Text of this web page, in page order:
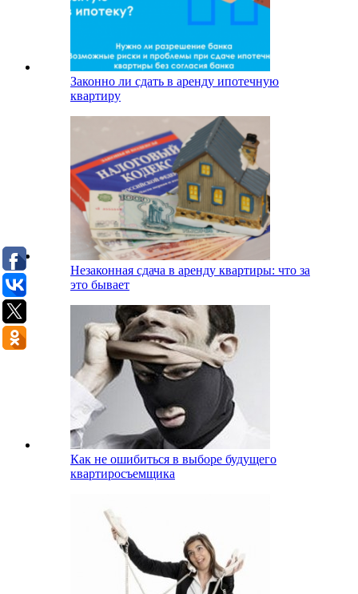
Законно ли сдать в аренду ипотечную
квартиру
Незаконная сдача в аренду квартиры: что за
это бывает
Как не ошибиться в выборе будущего
квартиросъемщика